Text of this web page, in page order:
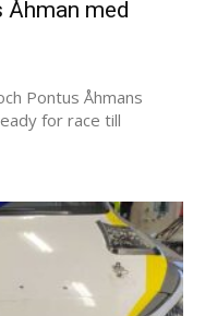
med
Pontus Åhmans
for race till